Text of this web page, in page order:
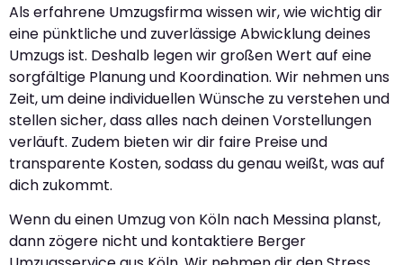
Als erfahrene Umzugsfirma wissen wir, wie wichtig dir
eine pünktliche und zuverlässige Abwicklung deines
Umzugs ist. Deshalb legen wir großen Wert auf eine
sorgfältige Planung und Koordination. Wir nehmen uns
Zeit, um deine individuellen Wünsche zu verstehen und
stellen sicher, dass alles nach deinen Vorstellungen
verläuft. Zudem bieten wir dir faire Preise und
transparente Kosten, sodass du genau weißt, was auf
dich zukommt.
Wenn du einen Umzug von Köln nach Messina planst,
dann zögere nicht und kontaktiere Berger